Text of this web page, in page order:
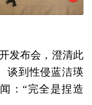
发布会，澄清此
谈到性侵蓝洁瑛
：“完全是捏造